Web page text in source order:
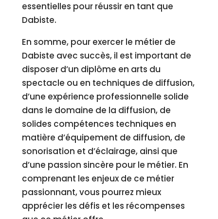
essentielles pour réussir en tant que
Dabiste.
En somme, pour exercer le métier de
Dabiste avec succès, il est important de
disposer d’un diplôme en arts du
spectacle ou en techniques de diffusion,
d’une expérience professionnelle solide
dans le domaine de la diffusion, de
solides compétences techniques en
matière d’équipement de diffusion, de
sonorisation et d’éclairage, ainsi que
d’une passion sincère pour le métier. En
comprenant les enjeux de ce métier
passionnant, vous pourrez mieux
apprécier les défis et les récompenses